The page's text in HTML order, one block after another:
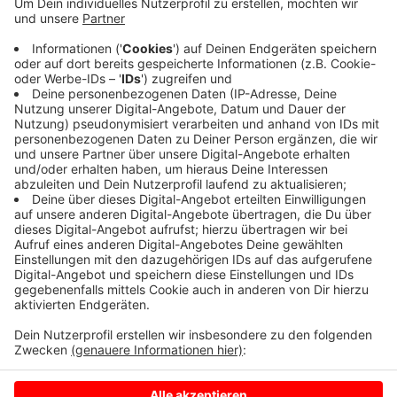
viele von Ihnen bei der Stadt nach. Sie handelt, die
Bäume tragen in diesem Jahr ganz besonders viele
Früchte. Hier signalisieren blaue Bänder jetzt:
Obstliebhaber dürfen Äpfel, Birnen und Pflaumen
pflücken. Über 500 Bäume tragen bereits ein blaues
Band, weitere folgen noch. Bitte! Bedienen Sie sich.
Anzeige
Anzeige